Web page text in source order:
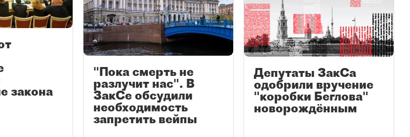
закона
"Пока смерть не
разлучит нас". В
ЗакСе обсудили
необходимость
запретить вейпы
Депутаты ЗакСа
одобрили вручение
"коробки Беглова"
новорождённым